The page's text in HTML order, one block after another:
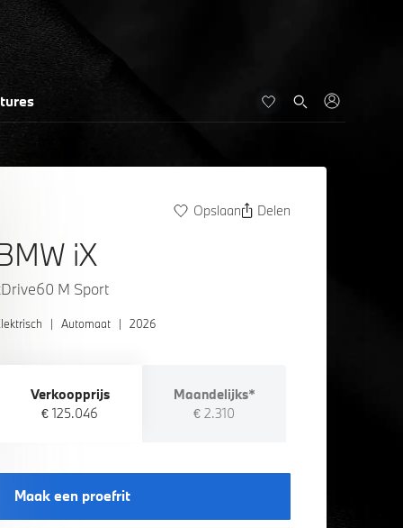
Opslaan Delen
iX
M Sport
| Automaat | 2026
Verkoopprijs
€ 125.046
Maandelijks*
€ 2.310
Maak een proefrit